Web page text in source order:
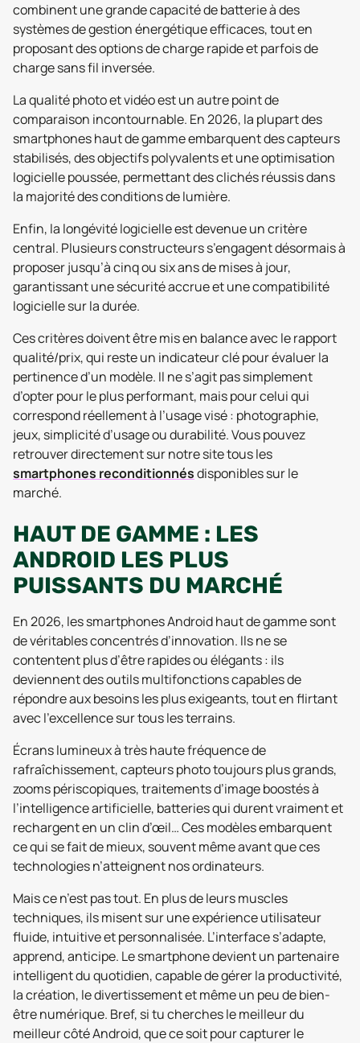
combinent une grande capacité de batterie à des
systèmes de gestion énergétique efficaces, tout en
proposant des options de charge rapide et parfois de
charge sans fil inversée.
La qualité photo et vidéo est un autre point de
comparaison incontournable. En 2026, la plupart des
smartphones haut de gamme embarquent des capteurs
stabilisés, des objectifs polyvalents et une optimisation
logicielle poussée, permettant des clichés réussis dans
la majorité des conditions de lumière.
Enfin, la longévité logicielle est devenue un critère
central. Plusieurs constructeurs s’engagent désormais à
proposer jusqu’à cinq ou six ans de mises à jour,
garantissant une sécurité accrue et une compatibilité
logicielle sur la durée.
Ces critères doivent être mis en balance avec le rapport
qualité/prix, qui reste un indicateur clé pour évaluer la
pertinence d’un modèle. Il ne s’agit pas simplement
d’opter pour le plus performant, mais pour celui qui
correspond réellement à l’usage visé : photographie,
jeux, simplicité d’usage ou durabilité. Vous pouvez
retrouver directement sur notre site tous les
smartphones reconditionnésdisponibles sur le
marché.
HAUT DE GAMME : LES
ANDROID LES PLUS
PUISSANTS DU MARCHÉ
En 2026, les smartphones Android haut de gamme sont
de véritables concentrés d’innovation. Ils ne se
contentent plus d’être rapides ou élégants : ils
deviennent des outils multifonctions capables de
répondre aux besoins les plus exigeants, tout en flirtant
avec l’excellence sur tous les terrains.
Écrans lumineux à très haute fréquence de
rafraîchissement, capteurs photo toujours plus grands,
zooms périscopiques, traitements d’image boostés à
l’intelligence artificielle, batteries qui durent vraiment et
rechargent en un clin d’œil… Ces modèles embarquent
ce qui se fait de mieux, souvent même avant que ces
technologies n’atteignent nos ordinateurs.
Mais ce n’est pas tout. En plus de leurs muscles
techniques, ils misent sur une expérience utilisateur
fluide, intuitive et personnalisée. L’interface s’adapte,
apprend, anticipe. Le smartphone devient un partenaire
intelligent du quotidien, capable de gérer la productivité,
la création, le divertissement et même un peu de bien-
être numérique. Bref, si tu cherches le meilleur du
meilleur côté Android, que ce soit pour capturer le